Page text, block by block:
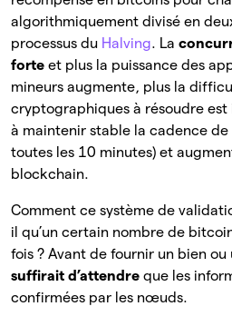
algorithmiquement divisé en
processus du Halving. La
forte et plus la puissance des
mineurs augmente, plus la
cryptographiques à résoudre
à maintenir stable la cadence
toutes les 10 minutes) et
blockchain.
Comment ce système de
il qu’un certain nombre de
fois ? Avant de fournir un bien ou
suffirait d’attendre que les
confirmées par les nœuds.